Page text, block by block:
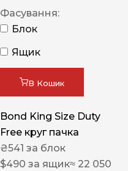
Фасування:
Блок
Ящик
В Кошик
Bond King Size Duty
Free круг пачка
₴541 за блок
$490 за ящик≈ 22 050